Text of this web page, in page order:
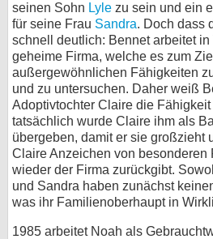
seinen Sohn Lyle zu sein und ein
für seine Frau Sandra. Doch dass
schnell deutlich: Bennet arbeitet
geheime Firma, welche es zum
außergewöhnlichen Fähigkeiten
und zu untersuchen. Daher weiß
Adoptivtochter Claire die
tatsächlich wurde Claire ihm als
übergeben, damit er sie großzieht
Claire Anzeichen von besonderen
wieder der Firma zurückgibt.
und Sandra haben zunächst
was ihr Familienoberhaupt in
1985 arbeitet Noah als
bei
Kontakt
Desktop-